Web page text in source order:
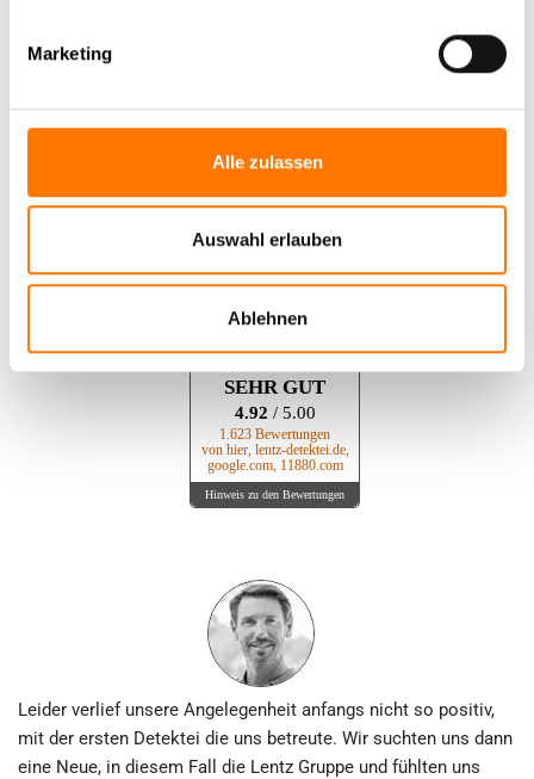
Marketing
Alle zulassen
Auswahl erlauben
Ablehnen
Das sagen unsere unsere
Mandanten
Kundenbewertungen fürLentz GmbH &
Co. Detektive KG
Kundenbewertungen
SEHR GUT
4.92 / 5.00
1.623 Bewertungen
von hier, lentz-detektei.de,
google.com, 11880.com
Hinweis zu den Bewertungen
Leider verlief unsere An­gelegen­heit anfangs nicht so positiv,
mit der ersten Detektei die uns betreute. Wir suchten uns dann
eine Neue, in diesem Fall die Lentz Gruppe und fühlten uns